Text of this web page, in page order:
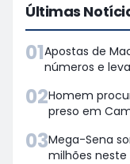
Últimas
01Apostas de
números e
02Homem
preso em
03Mega-Sena
milhões